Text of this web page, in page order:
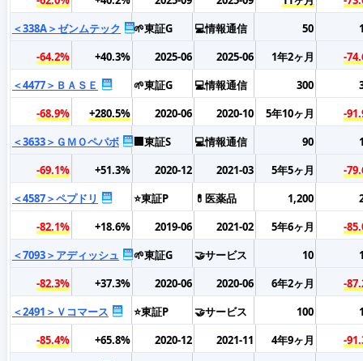
＜338A＞ゼンムテック
🌱東証G 💻情報通信 50
-64.2%
+40.3% 2025-06 2025-06 1年2ヶ月
-
＜4477＞ＢＡＳＥ
🌱東証G 💻情報通信 300
-68.9%
+280.5% 2020-06 2020-10 5年10ヶ月
-
＜3633＞ＧＭＯペパボ
🏢東証S 💻情報通信 90
-69.1%
+51.3% 2020-12 2021-03 5年5ヶ月
-
＜4587＞ペプドリ
⭐東証P 💊医薬品 1,200
-82.1%
+18.6% 2019-06 2021-02 5年6ヶ月
-
＜7093＞アディッシュ
🌱東証G 🤝サービス 10
-82.3%
+37.3% 2020-06 2020-06 6年2ヶ月
-
＜2491＞Ｖコマース
⭐東証P 🤝サービス 100
-85.4%
+65.8% 2020-12 2021-11 4年9ヶ月
-